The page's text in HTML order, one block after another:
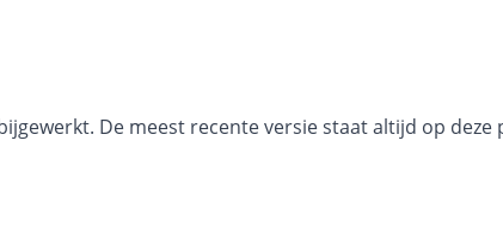
De meest recente versie staat altijd op deze